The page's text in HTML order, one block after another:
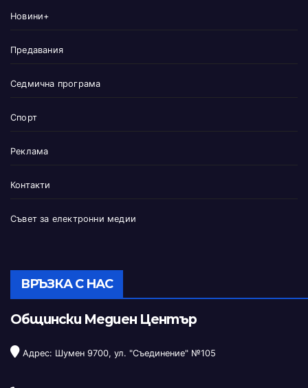
Новини+
Предавания
Седмична програма
Спорт
Реклама
Контакти
Съвет за електронни медии
ВРЪЗКА С НАС
Общински Медиен Център
Адрес: Шумен 9700, ул. "Съединение" №105